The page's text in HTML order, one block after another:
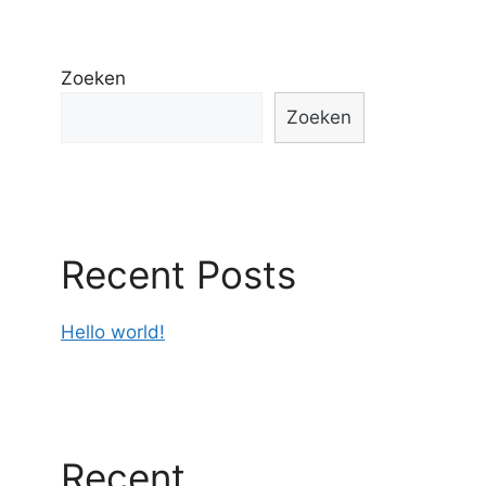
Zoeken
Zoeken
Recent Posts
Hello world!